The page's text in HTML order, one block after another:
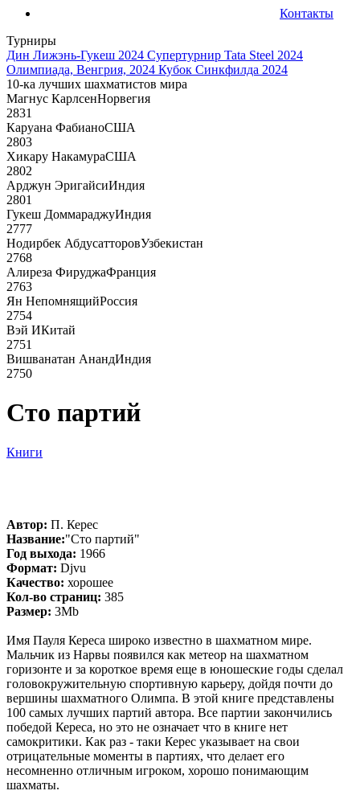
Контакты
Турниры
Дин Лижэнь-Гукеш 2024 Супертурнир Tata Steel 2024
Олимпиада, Венгрия, 2024 Кубок Синкфилда 2024
10-ка лучших шахматистов мира
Магнус КарлсенНорвегия
2831
Каруана ФабианоСША
2803
Хикару НакамураСША
2802
Арджун ЭригайсиИндия
2801
Гукеш ДоммараджуИндия
2777
Нодирбек АбдусатторовУзбекистан
2768
Алиреза ФируджаФранция
2763
Ян НепомнящийРоссия
2754
Вэй ИКитай
2751
Вишванатан АнандИндия
2750
Сто партий
Книги
Автор: П. Керес
Название:"Сто партий"
Год выхода: 1966
Формат: Djvu
Качество: хорошее
Кол-во страниц: 385
Размер: 3Mb
Имя Пауля Кереса широко известно в шахматном мире.
Мальчик из Нарвы появился как метеор на шахматном
горизонте и за короткое время еще в юношеские годы сделал
головокружительную спортивную карьеру, дойдя почти до
вершины шахматного Олимпа. В этой книге представлены
100 самых лучших партий автора. Все партии закончились
победой Кереса, но это не означает что в книге нет
самокритики. Как раз - таки Керес указывает на свои
отрицательные моменты в партиях, что делает его
несомненно отличным игроком, хорошо понимающим
шахматы.